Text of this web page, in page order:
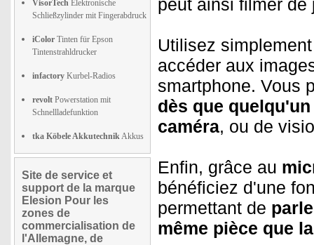
VisorTech Elektronische
Schließzylinder mit Fingerabdruck
iColor Tinten für Epson
Tintenstrahldrucker
infactory Kurbel-Radios
revolt Powerstation mit
Schnellladefunktion
tka Köbele AkkutechnikAkkus
Site de service et
support de la marque
Elesion Pour les
zones de
commercialisation de
l'Allemagne, de
peut ainsi filmer de
Utilisez
accéder aux
smartphone. Vous
dès que
caméra, ou de
Enfin, grâce au
bénéficiez d'une
permettant de
même pièce que